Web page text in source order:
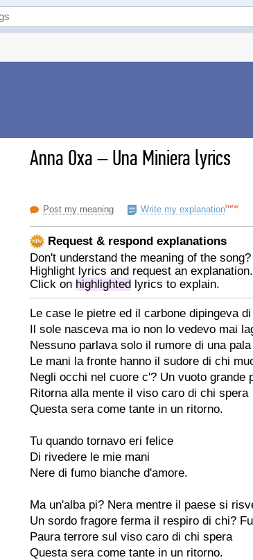
Anna Oxa–Una Miniera lyrics
Post my meaning Write my explanationnew
Request & respond explanations
Don't understand the meaning of the song?
Highlight lyrics and request an explanation.
Click on highlighted lyrics to explain.
Le case le pietre ed il carbone dipingeva
Il sole nasceva ma io non lo vedevo mai
Nessuno parlava solo il rumore di una
Le mani la fronte hanno il sudore di chi
Negli occhi nel cuore c'? Un vuoto grande
Ritorna alla mente il viso caro di chi spera
Questa sera come tante in un ritorno.
Tu quando tornavo eri felice
Di rivedere le mie mani
Nere di fumo bianche d'amore.
Ma un'alba pi? Nera mentre il paese si
Un sordo fragore ferma il respiro di chi?
Paura terrore sul viso caro di chi spera
Questa sera come tante in un ritorno.